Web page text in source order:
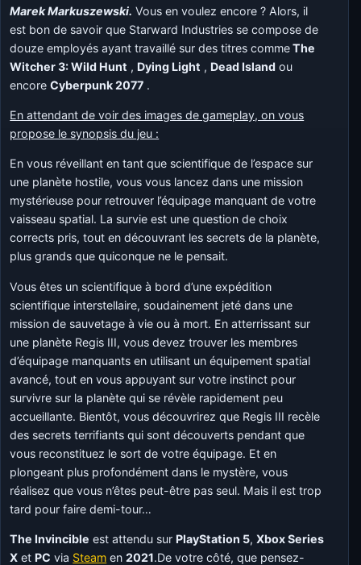
Marek Markuszewski. Vous en voulez encore ? Alors, il
est bon de savoir que Starward Industries se compose de
douze employés ayant travaillé sur des titres commeThe
Witcher 3: Wild Hunt , Dying Light , Dead Island ou
encoreCyberpunk 2077 .
En attendant de voir des images de gameplay, on vous
propose le synopsis du jeu :
En vous réveillant en tant que scientifique de l’espace sur
une planète hostile, vous vous lancez dans une mission
mystérieuse pour retrouver l’équipage manquant de votre
vaisseau spatial. La survie est une question de choix
corrects pris, tout en découvrant les secrets de la planète,
plus grands que quiconque ne le pensait.
Vous êtes un scientifique à bord d’une expédition
scientifique interstellaire, soudainement jeté dans une
mission de sauvetage à vie ou à mort. En atterrissant sur
une planète Regis III, vous devez trouver les membres
d’équipage manquants en utilisant un équipement spatial
avancé, tout en vous appuyant sur votre instinct pour
survivre sur la planète qui se révèle rapidement peu
accueillante. Bientôt, vous découvrirez que Regis III recèle
des secrets terrifiants qui sont découverts pendant que
vous reconstituez le sort de votre équipage. Et en
plongeant plus profondément dans le mystère, vous
réalisez que vous n’êtes peut-être pas seul. Mais il est trop
tard pour faire demi-tour…
The Invincible est attendu sur PlayStation 5,Xbox Series
X et PC via Steam en2021.De votre côté, que pensez-